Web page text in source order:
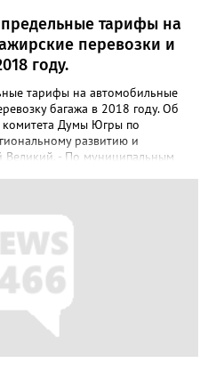
тарифы на
перевозки и
году.
тарифы на автомобильные
багажа в 2018 году. Об
Думы Югры по
развитию и
Великий. - По муниципальным